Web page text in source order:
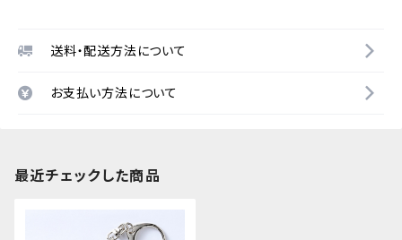
送料・配送方法について
お支払い方法について
最近チェックした商品